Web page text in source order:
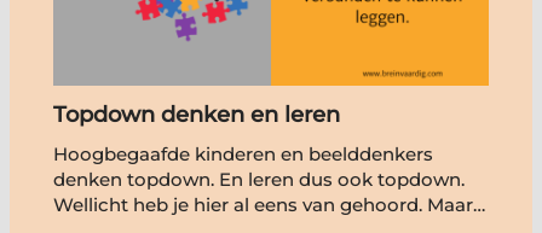
Topdown denken en leren
Hoogbegaafde kinderen en beelddenkers
denken topdown. En leren dus ook topdown.
Wellicht heb je hier al eens van gehoord. Maar…